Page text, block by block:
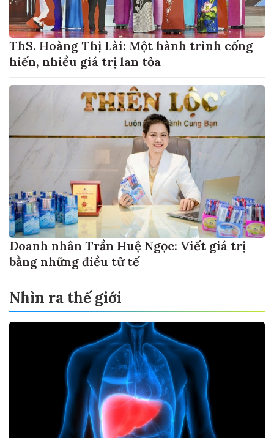
ThS. Hoàng Thị Lài: Một hành trình cống
hiến, nhiều giá trị lan tỏa
Doanh nhân Trần Huệ Ngọc: Viết giá trị
bằng những điều tử tế
Nhìn ra thế giới